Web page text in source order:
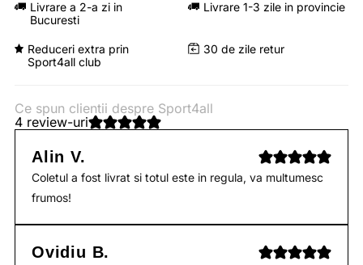
Livrare a 2-a zi in
Bucuresti
Livrare 1-3 zile in provincie
Reduceri extra prin
Sport4all club
30 de zile retur
Ce spun clientii despre Sport4all
4 review-uri
Alin V.
Coletul a fost livrat si totul este in regula, va multumesc
frumos!
Ovidiu B.